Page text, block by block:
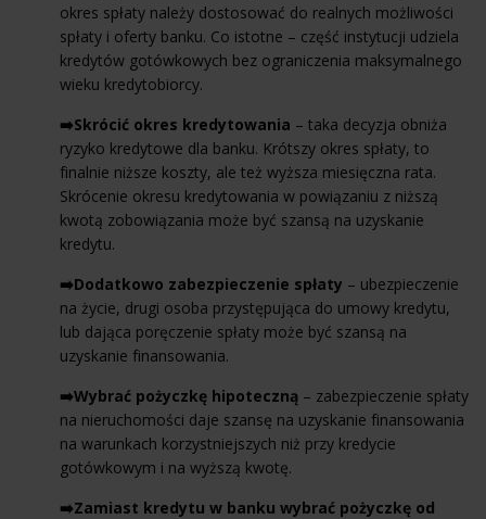
okres spłaty należy dostosować do realnych możliwości
spłaty i oferty banku. Co istotne – część instytucji udziela
kredytów gotówkowych bez ograniczenia maksymalnego
wieku kredytobiorcy.
➡️Skrócić okres kredytowania – taka decyzja obniża
ryzyko kredytowe dla banku. Krótszy okres spłaty, to
finalnie niższe koszty, ale też wyższa miesięczna rata.
Skrócenie okresu kredytowania w powiązaniu z niższą
kwotą zobowiązania może być szansą na uzyskanie
kredytu.
➡️Dodatkowo zabezpieczenie spłaty – ubezpieczenie
na życie, drugi osoba przystępująca do umowy kredytu,
lub dająca poręczenie spłaty może być szansą na
uzyskanie finansowania.
➡️Wybrać pożyczkę hipoteczną – zabezpieczenie spłaty
na nieruchomości daje szansę na uzyskanie finansowania
na warunkach korzystniejszych niż przy kredycie
gotówkowym i na wyższą kwotę.
➡️Zamiast kredytu w banku wybrać pożyczkę od